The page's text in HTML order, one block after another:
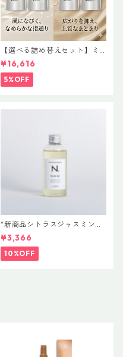
【選べる詰め替えセット】ミ
ルボン 新ブランド「suwae
（スワエ）」｜リラクシング
シャンプー 1000mL ￥7,590
＋ トリートメント 1000g￥9,
¥16,616
5%OFF
“新商品シトラスジャスミン入
荷” N. ポリッシュオイル NE
T.150ml 定価3400円（税込37
40円）
¥3,366
10%OFF